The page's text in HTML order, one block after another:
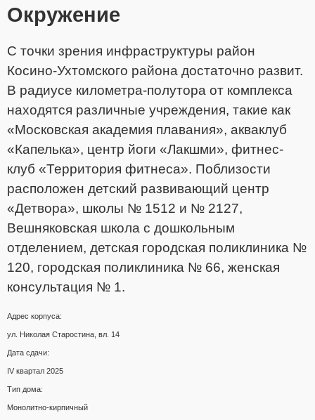
Окружение
С точки зрения инфраструктуры район
Косино-Ухтомского района достаточно развит.
В радиусе километра-полутора от комплекса
находятся различные учреждения, такие как
«Московская академия плавания», акваклуб
«Капелька», центр йоги «Лакшми», фитнес-
клуб «Территория фитнеса». Поблизости
расположен детский развивающий центр
«Детвора», школы № 1512 и № 2127,
Вешняковская школа с дошкольным
отделением, детская городская поликлиника №
120, городская поликлиника № 66, женская
консультация № 1.
Адрес корпуса:
ул. Николая Старостина, вл. 14
Дата сдачи:
IV квартал 2025
Тип дома:
Монолитно-кирпичный